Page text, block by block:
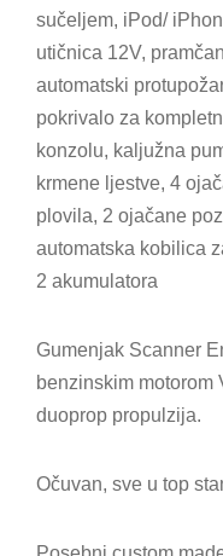
sučeljem, iPod/
utičnica 12V,
automatski
pokrivalo za
konzolu, kaljužna
krmene ljestve, 4
plovila, 2 ojačane
automatska kobilica
2 akumulatora
Gumenjak Scanner
benzinskim motorom
duoprop propulzija.
Očuvan, sve u top